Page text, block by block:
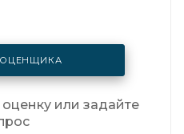
ОЦЕНЩИКА
или задайте